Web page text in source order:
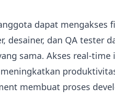
dapat mengakses
desainer, dan QA tester
sama. Akses real-
membuat proses